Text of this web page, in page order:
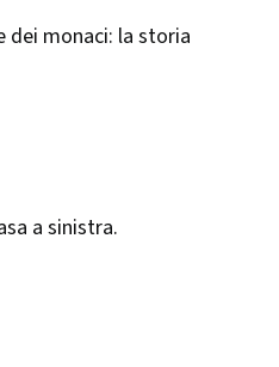
dei monaci: la storia
a sinistra.